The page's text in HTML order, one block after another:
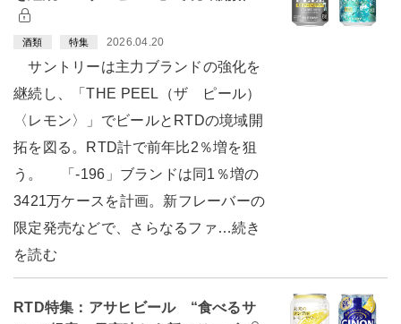
酒類 特集 2026.04.20
サントリーは主力ブランドの強化を
継続し、「THE PEEL（ザ ピール）
〈レモン〉」でビールとRTDの境域開
拓を図る。RTD計で前年比2％増を狙
う。 「-196」ブランドは同1％増の
3421万ケースを計画。新フレーバーの
限定発売などで、さらなるファ…続き
を読む
RTD特集：アサヒビール “食べるサ